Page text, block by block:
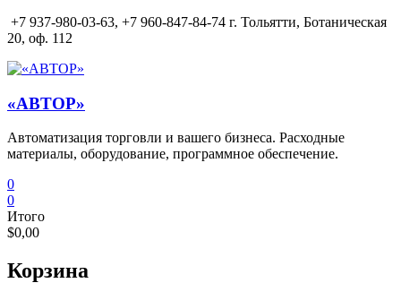
Перейти
к
+7 937-980-03-63, +7 960-847-84-74 г. Тольятти, Ботаническая
20, оф. 112
«АВТОР»
Автоматизация торговли и вашего бизнеса. Расходные
материалы, оборудование, программное обеспечение.
0
0
Итого
$0,00
Корзина